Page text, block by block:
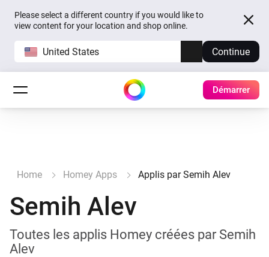
Please select a different country if you would like to
view content for your location and shop online.
United States Continue
Démarrer
Home Homey Apps Applis par Semih Alev
Semih Alev
Toutes les applis Homey créées par Semih
Alev